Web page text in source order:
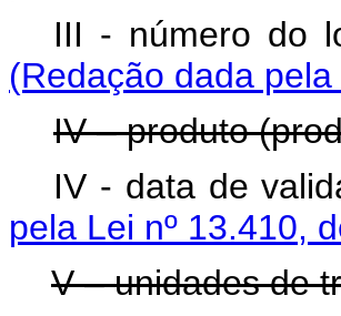
III - número
(Redação dada
IV – produto
IV - data de
pela Lei nº 13.410,
V – unidades de